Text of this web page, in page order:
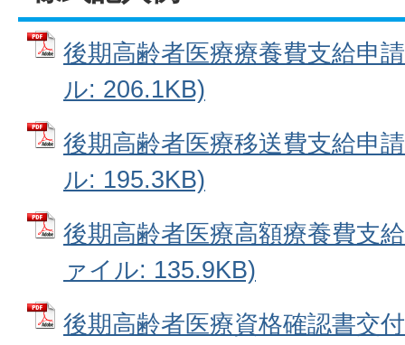
後期高齢者医療療養費支給申
ル: 206.1KB)
後期高齢者医療移送費支給申
ル: 195.3KB)
後期高齢者医療高額療養費支
ァイル: 135.9KB)
後期高齢者医療資格確認書交